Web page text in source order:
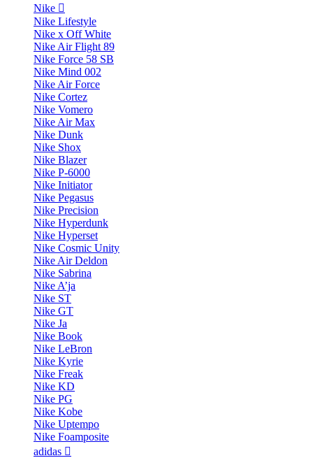
Nike
Nike Lifestyle
Nike x Off White
Nike Air Flight 89
Nike Force 58 SB
Nike Mind 002
Nike Air Force
Nike Cortez
Nike Vomero
Nike Air Max
Nike Dunk
Nike Shox
Nike Blazer
Nike P-6000
Nike Initiator
Nike Pegasus
Nike Precision
Nike Hyperdunk
Nike Hyperset
Nike Cosmic Unity
Nike Air Deldon
Nike Sabrina
Nike A’ja
Nike ST
Nike GT
Nike Ja
Nike Book
Nike LeBron
Nike Kyrie
Nike Freak
Nike KD
Nike PG
Nike Kobe
Nike Uptempo
Nike Foamposite
adidas